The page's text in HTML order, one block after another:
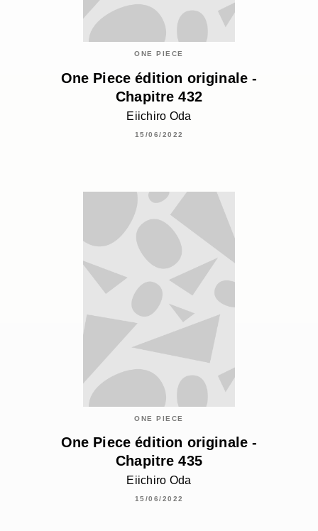
ONE PIECE
One Piece édition originale -
Chapitre 432
Eiichiro Oda
15/06/2022
ONE PIECE
One Piece édition originale -
Chapitre 435
Eiichiro Oda
15/06/2022